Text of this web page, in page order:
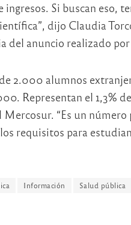
ingresos. Si buscan eso,
dijo Claudia
del anuncio realizado
2.000 alumnos
Representan el 1,3%
“Es un
requisitos para
Información Salud pública